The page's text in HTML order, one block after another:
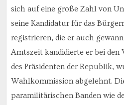
sich auf eine große Zahl von
seine Kandidatur für das
registrieren, die er auch
Amtszeit kandidierte er bei den
des Präsidenten der Republik,
Wahlkommission abgelehnt.
paramilitärischen Banden wie